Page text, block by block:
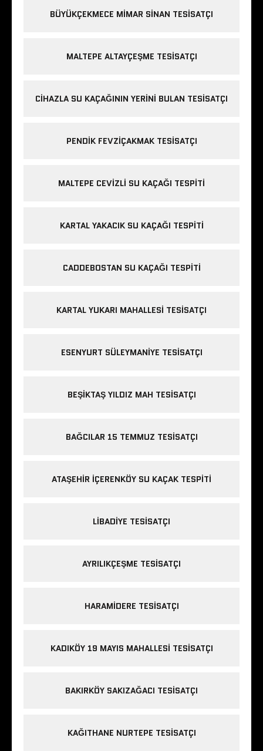
BÜYÜKÇEKMECE MIMAR SINAN TESISATÇI
MALTEPE ALTAYÇEŞME TESISATÇI
CIHAZLA SU KAÇAĞININ YERINI BULAN TESISATÇI
PENDIK FEVZIÇAKMAK TESISATÇI
MALTEPE CEVIZLI SU KAÇAĞI TESPITI
KARTAL YAKACIK SU KAÇAĞI TESPITI
CADDEBOSTAN SU KAÇAĞI TESPITI
KARTAL YUKARI MAHALLESI TESISATÇI
ESENYURT SÜLEYMANIYE TESISATÇI
BEŞIKTAŞ YILDIZ MAH TESISATÇI
BAĞCILAR 15 TEMMUZ TESISATÇI
ATAŞEHIR IÇERENKÖY SU KAÇAK TESPITI
LIBADIYE TESISATÇI
AYRILIKÇEŞME TESISATÇI
HARAMIDERE TESISATÇI
KADIKÖY 19 MAYIS MAHALLESI TESISATÇI
BAKIRKÖY SAKIZAĞACI TESISATÇI
KAĞITHANE NURTEPE TESISATÇI